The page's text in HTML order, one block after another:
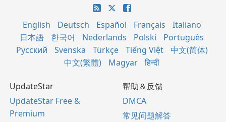
English Deutsch Español Français
Italiano
日本語
한국어 Nederlands Polski
Português
Русский
Svenska Türkçe Tiếng Việt
中文(简体)
中文(繁體)
Magyar हिन्दी
UpdateStar
UpdateStar Free &
Premium
帮助＆反馈
DMCA
常见问题解答